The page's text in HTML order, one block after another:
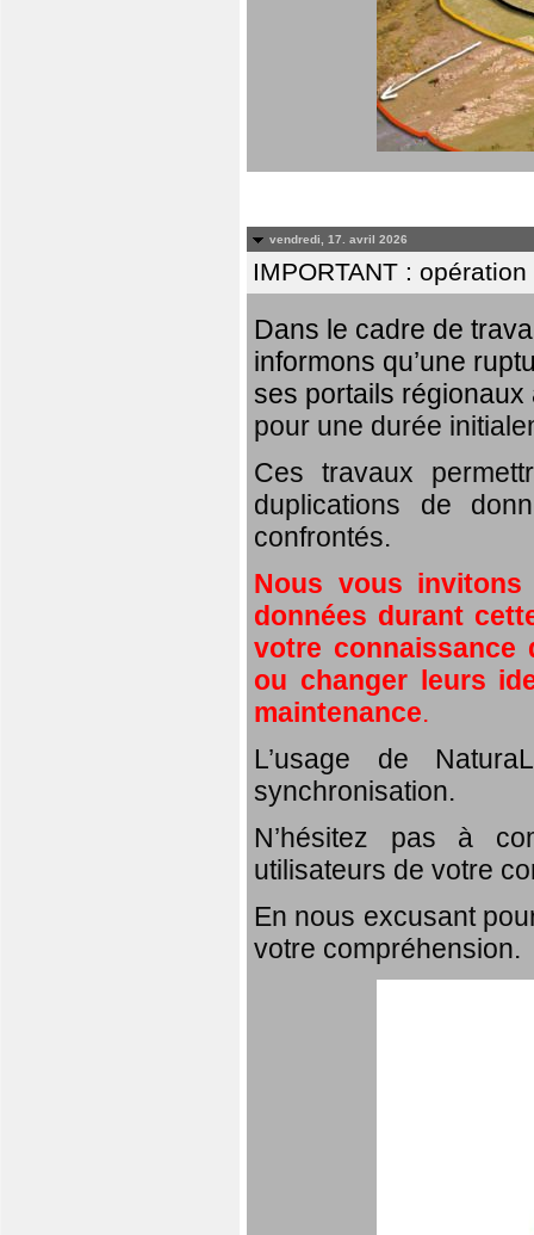
vendredi, 17. avril 2026
IMPORTANT :
Dans le cadre de
informons qu’une
ses portails régionaux
pour une durée
Ces travaux
duplications de
confrontés.
Nous vous
données durant
votre connaissance
ou changer leurs
maintenance.
L’usage de
synchronisation.
N’hésitez pas à
utilisateurs de votre
En nous excusant
votre compréhension.